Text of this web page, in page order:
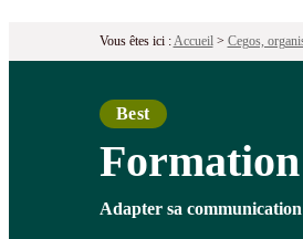
Vous êtes ici :Accueil> Cegos,
Best
Adapter sa